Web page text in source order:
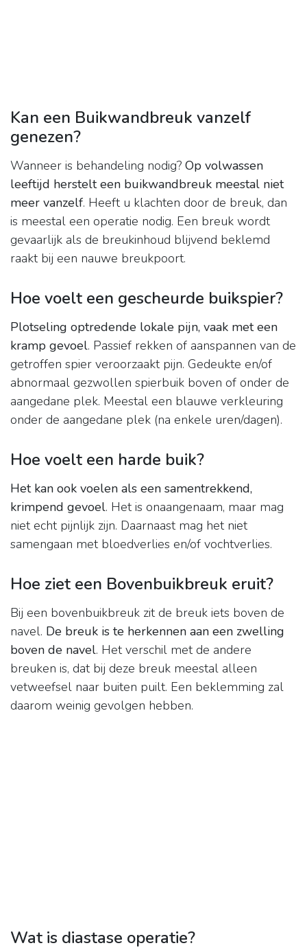
Kan een Buikwandbreuk vanzelf
genezen?
Wanneer is behandeling nodig? Op volwassen
leeftijd herstelt een buikwandbreuk meestal niet
meer vanzelf. Heeft u klachten door de breuk, dan
is meestal een operatie nodig. Een breuk wordt
gevaarlijk als de breukinhoud blijvend beklemd
raakt bij een nauwe breukpoort.
Hoe voelt een gescheurde buikspier?
Plotseling optredende lokale pijn, vaak met een
kramp gevoel. Passief rekken of aanspannen van de
getroffen spier veroorzaakt pijn. Gedeukte en/of
abnormaal gezwollen spierbuik boven of onder de
aangedane plek. Meestal een blauwe verkleuring
onder de aangedane plek (na enkele uren/dagen).
Hoe voelt een harde buik?
Het kan ook voelen als een samentrekkend,
krimpend gevoel. Het is onaangenaam, maar mag
niet echt pijnlijk zijn. Daarnaast mag het niet
samengaan met bloedverlies en/of vochtverlies.
Hoe ziet een Bovenbuikbreuk eruit?
Bij een bovenbuikbreuk zit de breuk iets boven de
navel. De breuk is te herkennen aan een zwelling
boven de navel. Het verschil met de andere
breuken is, dat bij deze breuk meestal alleen
vetweefsel naar buiten puilt. Een beklemming zal
daarom weinig gevolgen hebben.
Wat is diastase operatie?